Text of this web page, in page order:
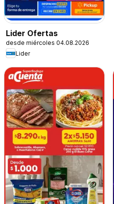
Lider Ofertas
desde miércoles 04.08.2026
Lider